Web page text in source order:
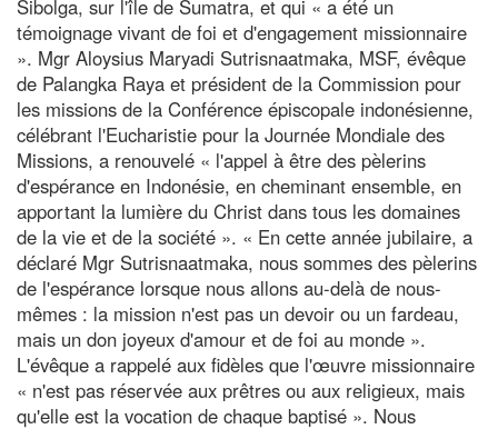
Sibolga, sur l'île de Sumatra, et qui « a été un
témoignage vivant de foi et d'engagement missionnaire
». Mgr Aloysius Maryadi Sutrisnaatmaka, MSF, évêque
de Palangka Raya et président de la Commission pour
les missions de la Conférence épiscopale indonésienne,
célébrant l'Eucharistie pour la Journée Mondiale des
Missions, a renouvelé « l'appel à être des pèlerins
d'espérance en Indonésie, en cheminant ensemble, en
apportant la lumière du Christ dans tous les domaines
de la vie et de la société ». « En cette année jubilaire, a
déclaré Mgr Sutrisnaatmaka, nous sommes des pèlerins
de l'espérance lorsque nous allons au-delà de nous-
mêmes : la mission n'est pas un devoir ou un fardeau,
mais un don joyeux d'amour et de foi au monde ».
L'évêque a rappelé aux fidèles que l'œuvre missionnaire
« n'est pas réservée aux prêtres ou aux religieux, mais
qu'elle est la vocation de chaque baptisé ». Nous